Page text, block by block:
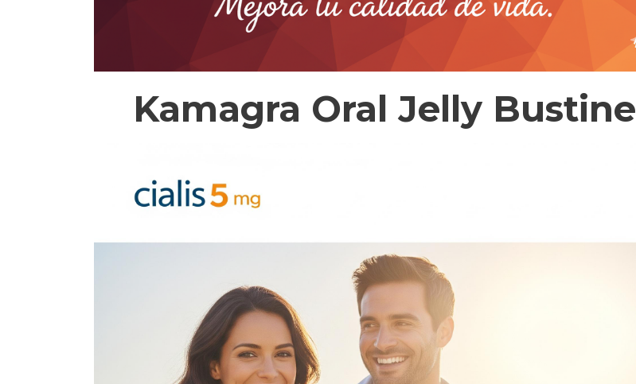
Kamagra Oral Jelly Bustine